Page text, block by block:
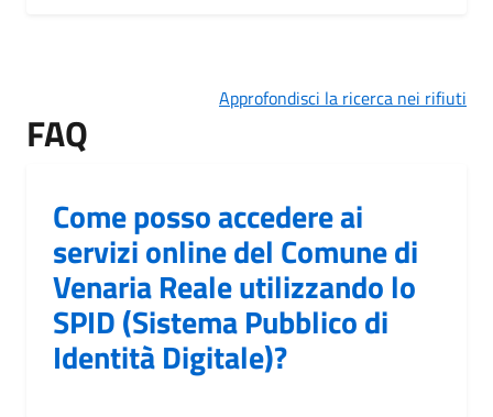
Approfondisci la ricerca nei rifiuti
FAQ
Come posso accedere ai
servizi online del Comune di
Venaria Reale utilizzando lo
SPID (Sistema Pubblico di
Identità Digitale)?